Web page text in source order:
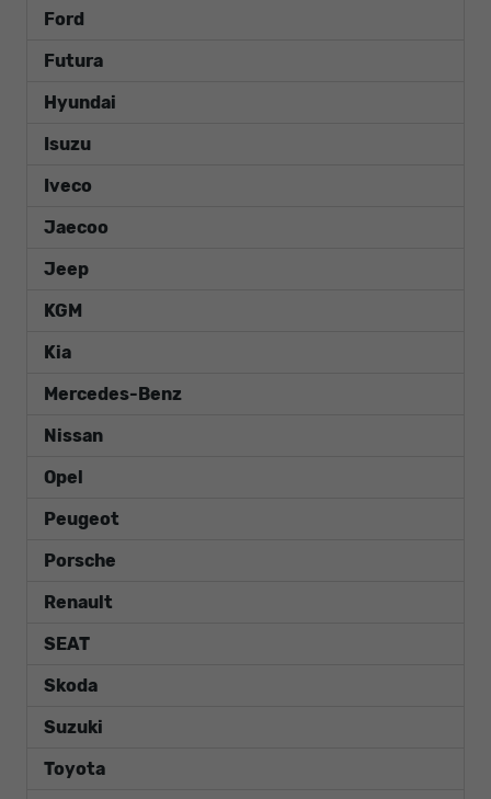
Ford
Futura
Hyundai
Isuzu
Iveco
Jaecoo
Jeep
KGM
Kia
Mercedes-Benz
Nissan
Opel
Peugeot
Porsche
Renault
SEAT
Skoda
Suzuki
Toyota